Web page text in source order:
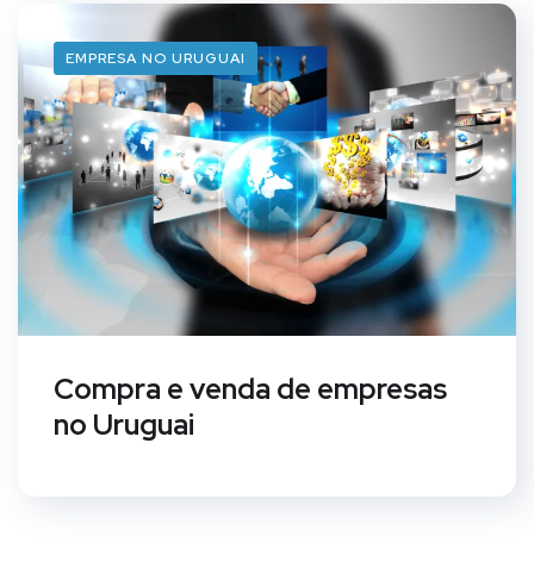
EMPRESA NO URUGUAI
Compra e venda de empresas
no Uruguai